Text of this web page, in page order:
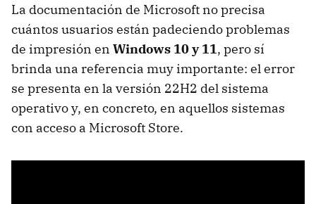
La documentación de Microsoft no precisa
cuántos usuarios están padeciendo problemas
de impresión en Windows 10 y 11, pero sí
brinda una referencia muy importante: el error
se presenta en la versión 22H2 del sistema
operativo y, en concreto, en aquellos sistemas
con acceso a Microsoft Store.